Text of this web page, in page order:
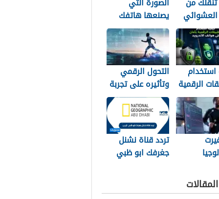
يصنعها هاتفك
خلف ظهرك
الرقمية
على هواتف
التحول الرقمي
وتأثيره على تجربة
عشاق الرياضة في
الجزائر
المصريين
تردد قناة نشنل
جغرفك ابو ظبي